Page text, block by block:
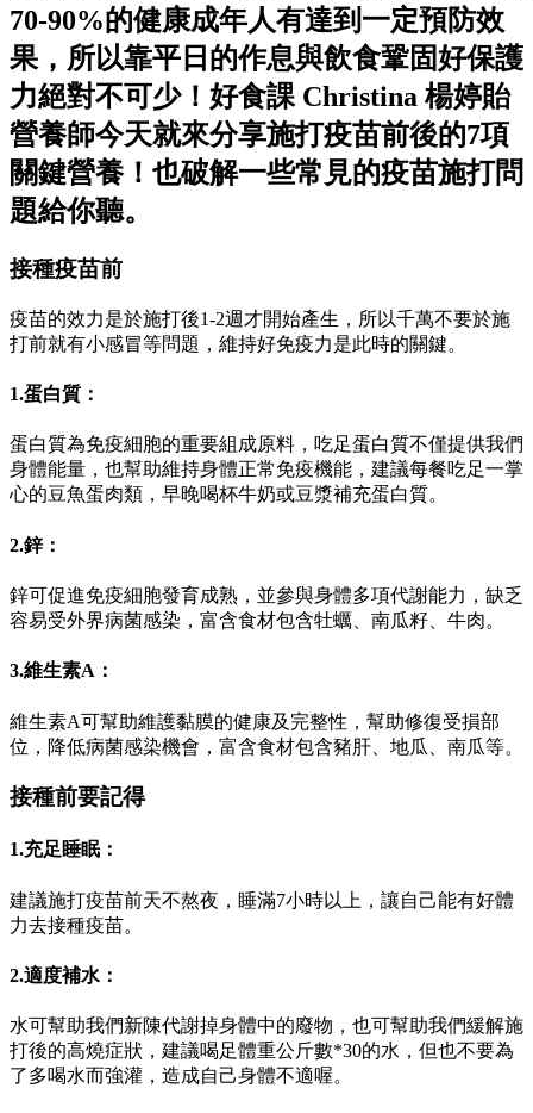
70-90%的健康成年人有達到一定預防效
果，所以靠平日的作息與飲食鞏固好保護
力絕對不可少！好食課 Christina 楊婷貽
營養師今天就來分享施打疫苗前後的7項
關鍵營養！也破解一些常見的疫苗施打問
題給你聽。
接種疫苗前
疫苗的效力是於施打後1-2週才開始產生，所以千萬不要於施
打前就有小感冒等問題，維持好免疫力是此時的關鍵。
1.蛋白質：
蛋白質為免疫細胞的重要組成原料，吃足蛋白質不僅提供我們
身體能量，也幫助維持身體正常免疫機能，建議每餐吃足一掌
心的豆魚蛋肉類，早晚喝杯牛奶或豆漿補充蛋白質。
2.鋅：
鋅可促進免疫細胞發育成熟，並參與身體多項代謝能力，缺乏
容易受外界病菌感染，富含食材包含牡蠣、南瓜籽、牛肉。
3.維生素A：
維生素A可幫助維護黏膜的健康及完整性，幫助修復受損部
位，降低病菌感染機會，富含食材包含豬肝、地瓜、南瓜等。
接種前要記得
1.充足睡眠：
建議施打疫苗前天不熬夜，睡滿7小時以上，讓自己能有好體
力去接種疫苗。
2.適度補水：
水可幫助我們新陳代謝掉身體中的廢物，也可幫助我們緩解施
打後的高燒症狀，建議喝足體重公斤數*30的水，但也不要為
了多喝水而強灌，造成自己身體不適喔。